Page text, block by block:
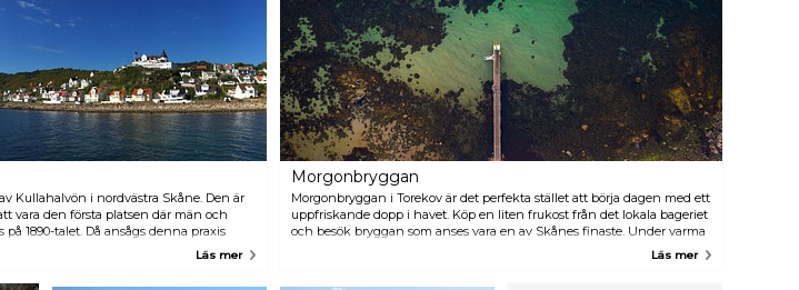
en av Bjärehalvöns vackraste
precis bakom sanddynerna som
är som gjorda för att ligga och
sola på. Toaletter, dusch,
grillplats, restauranger och en
campingplats finns här för din
bekvämlighet. Vid Klitterhus
finns en 100 meter lång brygga
med handikappramp.
riktig strand. Örestrandsbadet
går igenom en daglig cykel:
stadsborna kommer tidigt på
morgonen i sina sportbadrockar
och ergonomiska sandaler,
under dagen är det
barnfamiljernas tur, och på
kvällen tar ungdomar över
sandstranden.
Kullahalvön i nordvästra Skåne. Den är
vara den första platsen där män och
1890-talet. Då ansågs denna praxis
randiga Mölle-baddräkten blev
period fick Mölle smeknamnet ”syndens
mycket populär badort.
Läs mer
Morgonbryggan
Morgonbryggan i Torekov är det perfekta stället att börja dagen med ett
uppfriskande dopp i havet. Köp en liten frukost från det lokala bageriet
och besök bryggan som anses vara en av Skånes finaste. Under varma
sommardagar sträcker sig kön lång för att hoppa i det uppfriskande
Läs mer